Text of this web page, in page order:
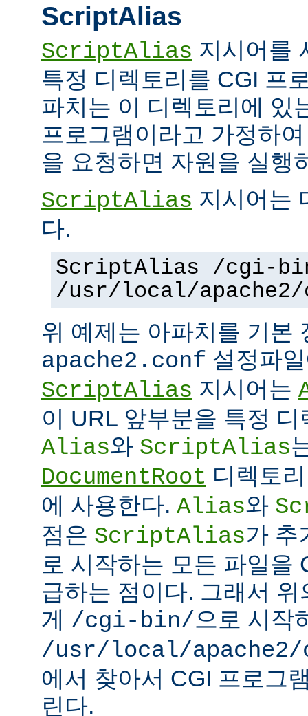
ScriptAlias
ScriptAlias 지시어를
특정 디렉토리를 CGI 프
파치는 이 디렉토리에 있
프로그램이라고 가정하
을 요청하면 자원을 실행
ScriptAlias 지시어는
다.
ScriptAlias /cgi-
/usr/local/
위 예제는 아파치를 기본
apache2.conf 설정파
ScriptAlias 지시어는
이 URL 앞부분을 특정
Alias와 ScriptAlias
DocumentRoot 디렉토
에 사용한다. Alias와
점은 ScriptAlias가 추
로 시작하는 모든 파일을
급하는 점이다. 그래서
게 /cgi-bin/으로 시작
/usr/local/
에서 찾아서 CGI 프로그
린다.